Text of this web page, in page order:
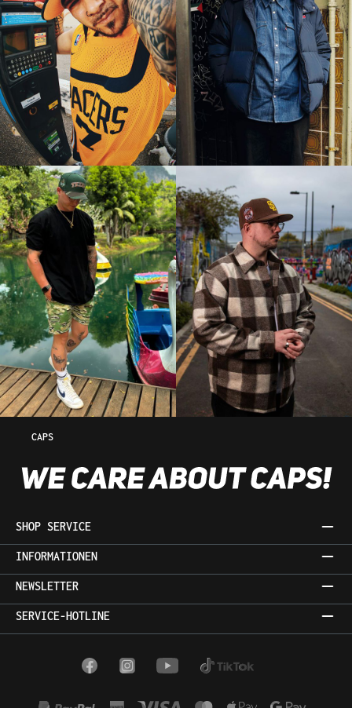
CAPS
SHOP SERVICE
INFORMATIONEN
NEWSLETTER
SERVICE-HOTLINE